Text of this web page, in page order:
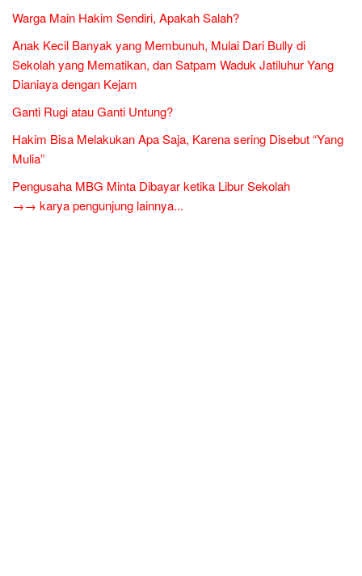
Warga Main Hakim Sendiri, Apakah Salah?
Anak Kecil Banyak yang Membunuh, Mulai Dari Bully di
Sekolah yang Mematikan, dan Satpam Waduk Jatiluhur Yang
Dianiaya dengan Kejam
Ganti Rugi atau Ganti Untung?
Hakim Bisa Melakukan Apa Saja, Karena sering Disebut “Yang
Mulia”
Pengusaha MBG Minta Dibayar ketika Libur Sekolah
→→ karya pengunjung lainnya...